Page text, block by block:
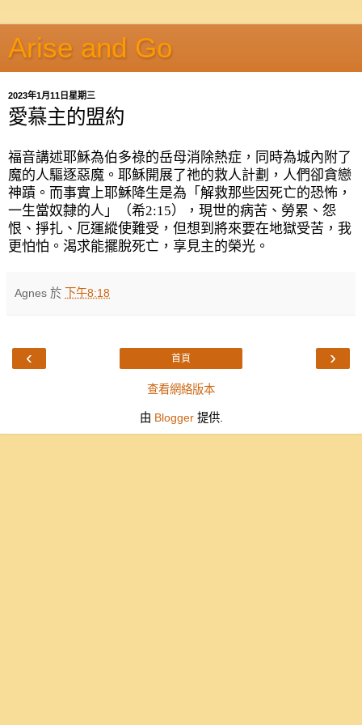
Arise and Go
2023年1月11日星期三
愛慕主的盟約
福音講述耶穌為伯多祿的岳母消除熱症，同時為城內附了
魔的人驅逐惡魔。耶穌開展了祂的救人計劃，人們卻貪戀
神蹟。而事實上耶穌降生是為「解救那些因死亡的恐怖，
一生當奴隸的人」（希2:15），現世的病苦、勞累、怨
恨、掙扎、厄運縱使難受，但想到將來要在地獄受苦，我
更怕怕。渴求能擺脫死亡，享見主的榮光。
Agnes 於 下午8:18
‹ ›
首頁
查看網絡版本
由 Blogger提供.